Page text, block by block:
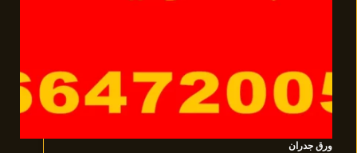
ورق جدران